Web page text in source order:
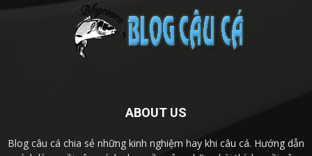
ABOUT US
Blog câu cá chia sẻ những kinh nghiệm hay khi câu cá. Hướng dẫn